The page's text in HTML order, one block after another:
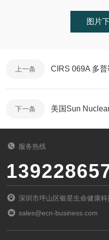
图片
上一条 CIRS 069A 多
下一条
服务热线
深圳市坪山区银星生命健康
sales@ecn-business.com